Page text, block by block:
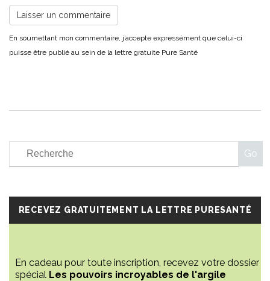
RECEVEZ GRATUITEMENT LA LETTRE PURESANTÉ
En cadeau pour toute inscription, recevez votre dossier
spécial Les pouvoirs incroyables de l'argile